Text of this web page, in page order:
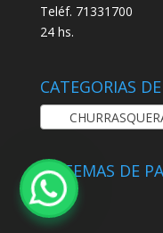
Teléf. 71331700
24 hs.
CATEGORIAS
SISTEMAS DE